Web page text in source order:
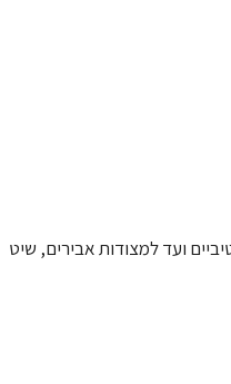
ועד למצודות אבירים, שיט